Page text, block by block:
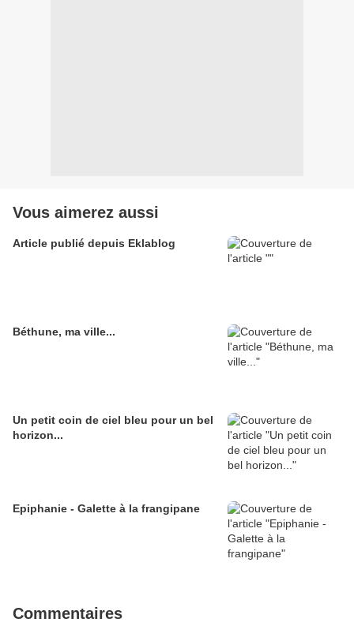
Vous aimerez aussi
Article publié depuis Eklablog
Béthune, ma ville...
Un petit coin de ciel bleu pour un bel
horizon...
Epiphanie - Galette à la frangipane
Commentaires